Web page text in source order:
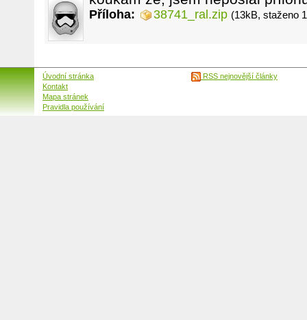
Příloha: 38741_ral.zip (13kB, staženo
Úvodní stránka
Kontakt
Mapa stránek
Pravidla používání
RSS nejnovější články